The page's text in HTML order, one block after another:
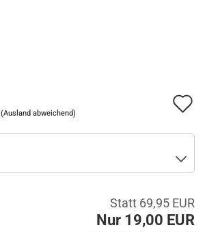
(Ausland abweichend)
Statt 69,95 EUR
Nur 19,00 EUR